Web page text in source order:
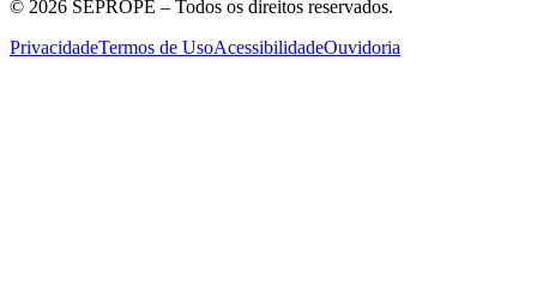
© 2026 SEPROPE – Todos os direitos reservados.
PrivacidadeTermos de UsoAcessibilidadeOuvidoria